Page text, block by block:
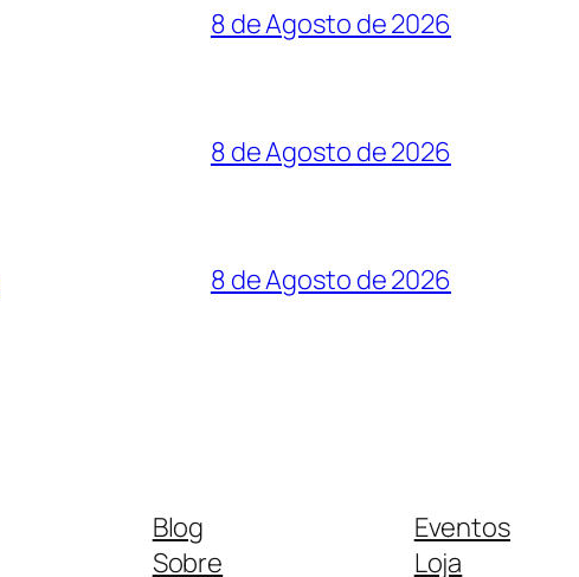
8 de Agosto de 2026
8 de Agosto de 2026
8 de Agosto de 2026
Blog
Sobre
Eventos
Loja